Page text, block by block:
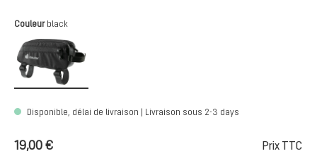
Sélectionnez
Couleur black
Disponible, délai de livraison | Livraison sous 2-3 days
19,00 € Prix TTC